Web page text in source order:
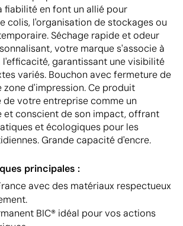
fiabilité en font un allié pour
colis, l'organisation de stockages ou
Séchage rapide et odeur
votre marque s'associe à
garantissant une visibilité
variés. Bouchon avec fermeture de
zone d'impression. Ce produit
votre entreprise comme un
et conscient de son impact, offrant
et écologiques pour les
Grande capacité d'encre.
principales :
avec des matériaux respectueux
BIC® idéal pour vos actions